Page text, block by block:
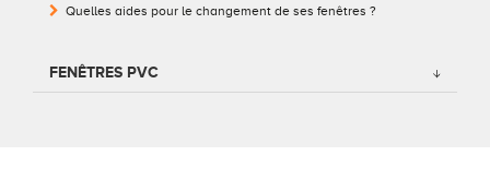
Quelles aides pour le changement de ses fenêtres ?
FENÊTRES PVC